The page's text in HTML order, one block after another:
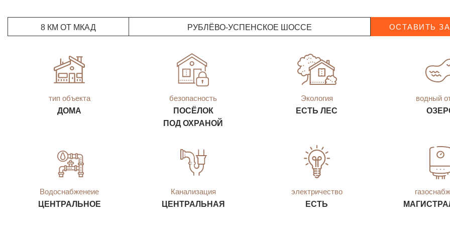
8 КМ ОТ МКАД РУБЛЁВО-УСПЕНСКОЕ ШОССЕ ОСТАВИТЬ
тип объекта
ДОМА
безопасность
ПОСЁЛОК
ПОД ОХРАНОЙ
Экология
ЕСТЬ ЛЕС
водный
Водоснабженеие
ЦЕНТРАЛЬНОЕ
Канализация
ЦЕНТРАЛЬНАЯ
электричество
ЕСТЬ